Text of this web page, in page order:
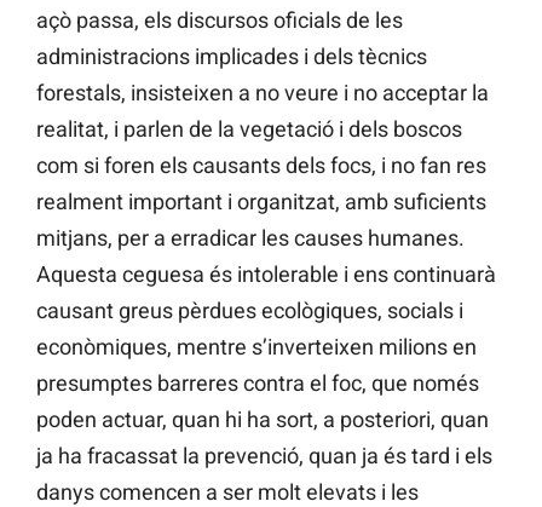
açò passa, els discursos oficials de les
administracions implicades i dels tècnics
forestals, insisteixen a no veure i no acceptar la
realitat, i parlen de la vegetació i dels boscos
com si foren els causants dels focs, i no fan res
realment important i organitzat, amb suficients
mitjans, per a erradicar les causes humanes.
Aquesta ceguesa és intolerable i ens continuarà
causant greus pèrdues ecològiques, socials i
econòmiques, mentre s’inverteixen milions en
presumptes barreres contra el foc, que només
poden actuar, quan hi ha sort, a posteriori, quan
ja ha fracassat la prevenció, quan ja és tard i els
danys comencen a ser molt elevats i les